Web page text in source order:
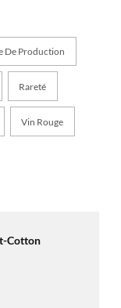
De Production
Rareté
Vin Rouge
Cotton